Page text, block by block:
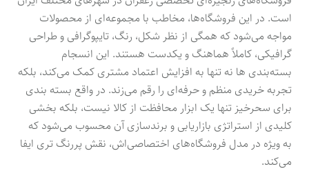
است. در این فروشگاه‌ها، مخاطب با مجموعه‌ای از محصولات
مواجه می‌شود که همگی از نظر شکل، رنگ، تایپوگرافی و طراحی
گرافیکی، کاملاً هماهنگ و یکدست هستند. این انسجام
بسته‌بندی ها نه تنها به افزایش اعتماد مشتری کمک می‌کند، بلکه
تجربه خریدی منظم و حرفه‌ای را رقم می‌زند. در واقع بسته بندی
برای سحرخیز تنها یک ابزار محافظت از کالا نیست، بلکه بخشی
کلیدی از استراتژی بازاریابی و برندسازی آن محسوب می‌شود که
به ویژه در مدل فروشگاه‌های اختصاصی‌اش، نقش پررنگ تری ایفا
می‌کند.